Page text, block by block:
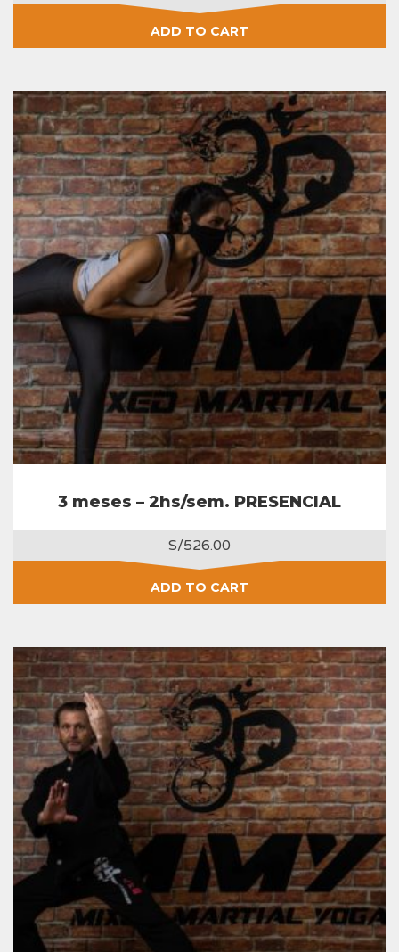
ADD TO CART
3 meses – 2hs/sem. PRESENCIAL
S/526.00
ADD TO CART